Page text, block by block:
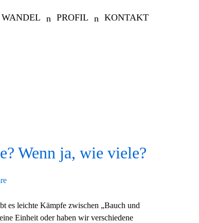
PROFIL KONTAKT
Wenn ja, wie viele?
es leichte Kämpfe zwischen „Bauch und
Einheit oder haben wir verschiedene